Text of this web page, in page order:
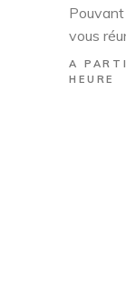
vous
A
HEURE